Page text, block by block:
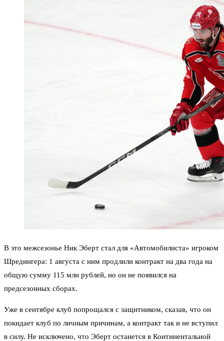
В это межсезонье Ник Эберт стал для «Автомобилиста» игроком
Шредингера: 1 августа с ним продлили контракт на два года на
общую сумму 115 млн рублей, но он не появился на
предсезонных сборах.
Уже в сентябре клуб попрощался с защитником, сказав, что он
покидает клуб по личным причинам, а контракт так и не вступил
в силу. Не исключено, что Эберт останется в Континентальной